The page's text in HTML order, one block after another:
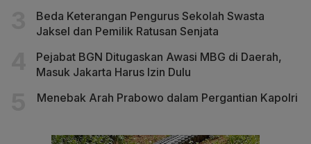
Beda Keterangan Pengurus Sekolah Swasta
Jaksel dan Pemilik Ratusan Senjata
Pejabat BGN Ditugaskan Awasi MBG di Daerah,
Masuk Jakarta Harus Izin Dulu
Menebak Arah Prabowo dalam Pergantian Kapolri